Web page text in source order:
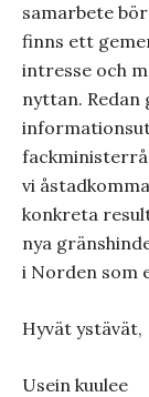
samarbete
finns ett
intresse och
nyttan. Redan
vi åstadkomma
konkreta
nya
i Norden som
Hyvät ystävät,
Usein kuulee